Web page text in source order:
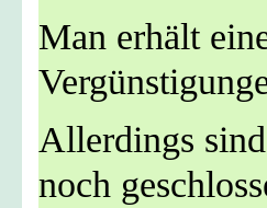
Man erhält
Allerdings
noch